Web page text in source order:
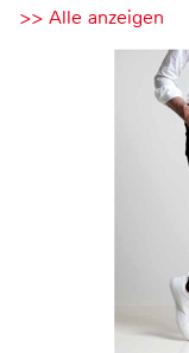
>> Alle anzeigen